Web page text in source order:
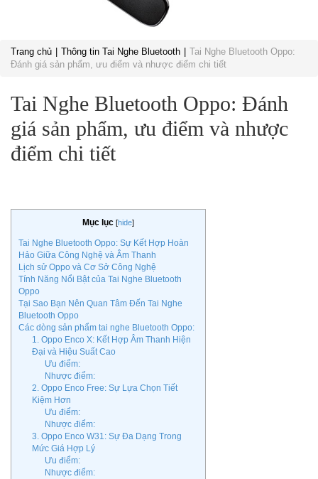
Trang chủ Thông tin Tai Nghe Bluetooth
Tai Nghe Bluetooth Oppo:
Đánh giá sản phẩm, ưu điểm và nhược điểm chi tiết
Tai Nghe Bluetooth Oppo: Đánh
giá sản phẩm, ưu điểm và nhược
điểm chi tiết
Mục lục [hide]
Tai Nghe Bluetooth Oppo: Sự Kết Hợp Hoàn
Hảo Giữa Công Nghệ và Âm Thanh
Lịch sử Oppo và Cơ Sở Công Nghệ
Tính Năng Nổi Bật của Tai Nghe Bluetooth
Oppo
Tại Sao Bạn Nên Quan Tâm Đến Tai Nghe
Bluetooth Oppo
Các dòng sản phẩm tai nghe Bluetooth Oppo:
1. Oppo Enco X: Kết Hợp Âm Thanh Hiện
Đại và Hiệu Suất Cao
Ưu điểm:
Nhược điểm:
2. Oppo Enco Free: Sự Lựa Chọn Tiết
Kiệm Hơn
Ưu điểm:
Nhược điểm:
3. Oppo Enco W31: Sự Đa Dạng Trong
Mức Giá Hợp Lý
Ưu điểm:
Nhược điểm: